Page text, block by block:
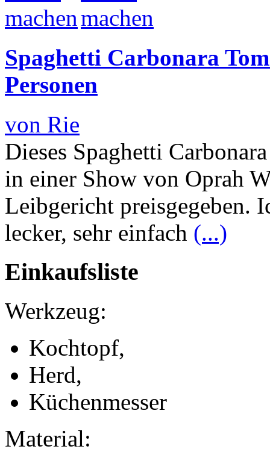
Spaghetti Carbonara
Personen
von Rie
Dieses Spaghetti
in einer Show von Oprah
Leibgericht preisgegeben.
lecker, sehr einfach (...)
Einkaufsliste
Werkzeug:
Kochtopf,
Herd,
Küchenmesser
Material: